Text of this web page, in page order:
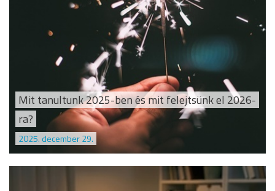
Mit tanultunk 2025-ben és mit felejtsünk el 2026-
ra?
2025. december 29.